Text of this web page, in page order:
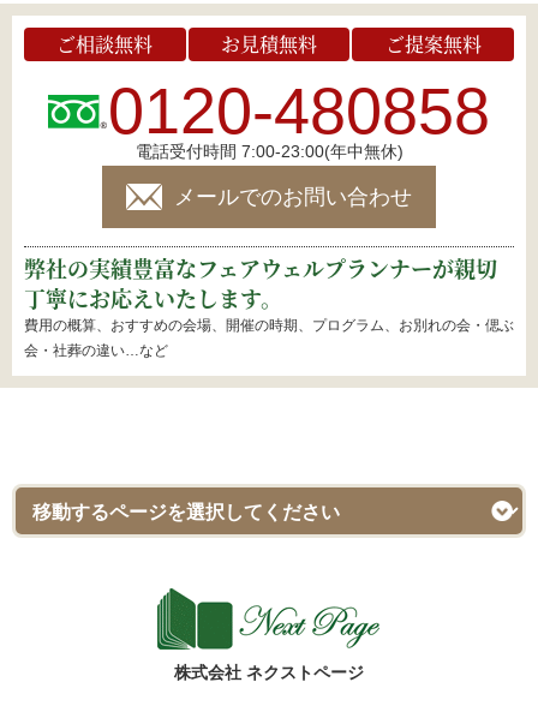
ご相談無料 お見積無料 ご提案無料
0120-480858
電話受付時間 7:00-23:00(年中無休)
メールでのお問い合わせ
弊社の実績豊富なフェアウェルプランナーが親切
丁寧にお応えいたします。
費用の概算、おすすめの会場、開催の時期、プログラム、お別れの会・偲ぶ
会・社葬の違い…など
株式会社 ネクストページ